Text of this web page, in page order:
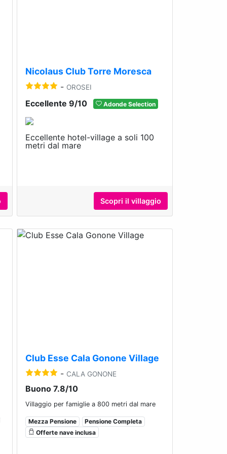
Nicolaus Club Torre Moresca
- OROSEI
Eccellente 9/10 Adonde Selection
Eccellente hotel-village a soli 100
metri dal mare
Scopri il villaggio
Club Esse Cala Gonone Village
- CALA GONONE
Buono 7.8/10
Villaggio per famiglie a 800 metri dal mare
Mezza Pensione
Pensione Completa
Offerte nave inclusa